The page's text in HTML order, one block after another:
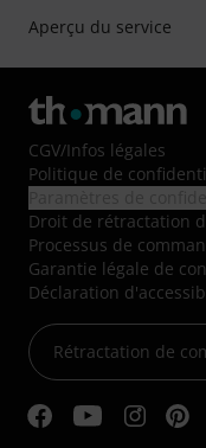
Aperçu du service
CGV/Infos légales
Politique de
Droit de rétractation
Processus de
Garantie légale de
Déclaration
Rétractation de